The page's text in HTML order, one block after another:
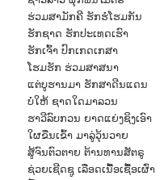
ຮ່ວມສາມັກຄີ ຮັກຮໍ່ໂຮມກັນ
ຮັກຊາດ ຮັກປະເທດເຮົາ
ຮັກເຈົ້າ ປົກເກດເກສາ
ໂຮມຮັກ ຮ່ວມສາສນາ
ແຕ່ບູຮານມາ ຮັກສາດີນແດນ
ບໍ່ໃຫ້ ຊາດໃດມາລວນ
ຮາວີລົບກວນ ຍາດແຍ່ງຊິງເອົາ
ໃຜຂືນເຂົ້າ ມາລູ່ວຸ້ນວາຍ
ສູ້ຈົນຕົວຕາຍ ຕ້ານທານສັຕຣູ
ຊ່ວຍເຊີດຊູ ເລືອດເນື້ອເຊື້ອເຜົ່າ